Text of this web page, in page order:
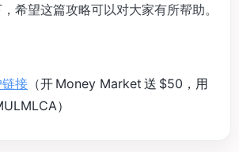
希望这篇攻略可以对大家有所帮助。
接 （开 Money Market 送 $50，用
）